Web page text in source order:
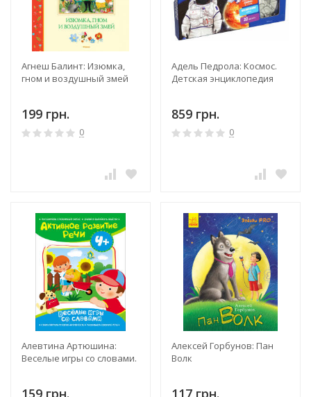
Агнеш Балинт: Изюмка,
гном и воздушный змей
199 грн.
0
Адель Педрола: Космос.
Детская энциклопедия
859 грн.
0
Алевтина Артюшина:
Веселые игры со словами.
Алексей Горбунов: Пан
Волк